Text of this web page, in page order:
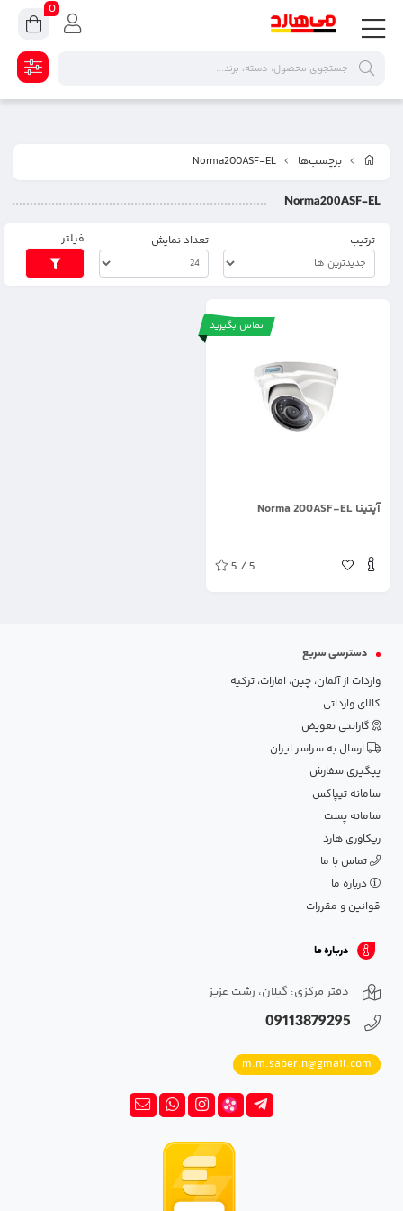
برچسب‌ها Norma200ASF-EL
Norma200ASF-EL
ترتیب تعداد نمایش فیلتر
تماس بگیرید
آپتینا Norma 200ASF-EL
5 / 5
دسترسی سریع
واردات از آلمان، چین، امارات، ترکیه
کالای وارداتی
گارانتی تعویض
ارسال به سراسر ایران
پیگیری سفارش
سامانه تیپاکس
سامانه پست
ریکاوری هارد
تماس با ما
درباره ما
قوانین و مقررات
درباره ما
دفتر مرکزی: گیلان، رشت عزیز
09113879295
m.m.saber.n@gmail.com
0